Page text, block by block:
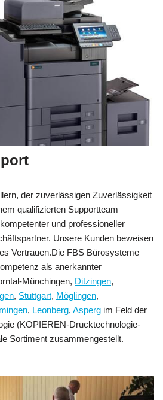
der zuverlässigen Zuverlässigkeit
qualifizierten Supportteam
und professioneller
Unsere Kunden beweisen
Vertrauen.Die FBS Bürosysteme
als anerkannter
Münchingen, Ditzingen,
, Stuttgart, Möglingen,
, Leonberg, Asperg im Feld der
(KOPIEREN-Drucktechnologie-
Sortiment zusammengestellt.